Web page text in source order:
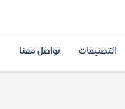
التصنيفات تواصل معنا